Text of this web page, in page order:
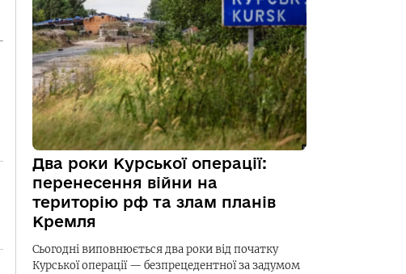
Два роки Курської операції:
перенесення війни на
територію рф та злам планів
Кремля
Сьогодні виповнюється два роки від початку
Курської операції — безпрецедентної за задумом